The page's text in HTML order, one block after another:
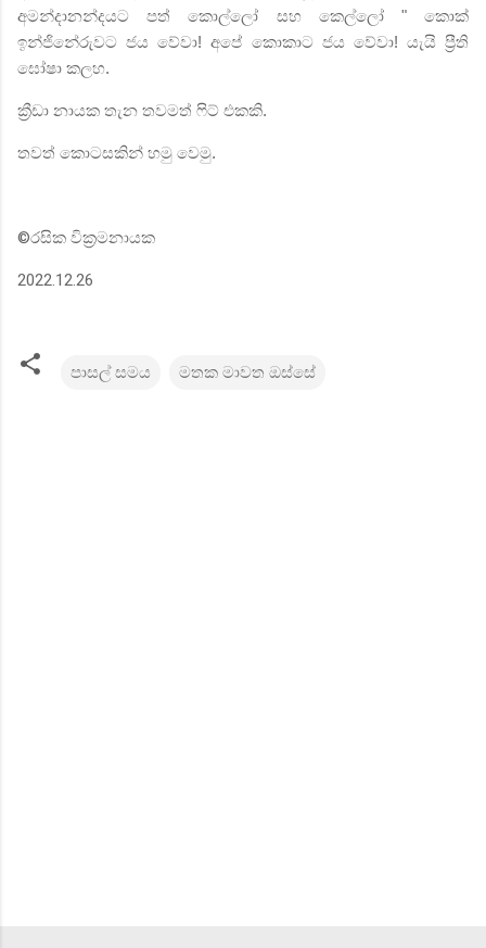
අමන්දානන්දයට පත් කොල්ලෝ සහ කෙල්ලෝ " කොක්
ඉන්ජිනේරුවට ජය වේවා! අපේ කොකාට ජය වේවා! යැයි ප්‍රීති
ඝෝෂා කලහ.
ක්‍රීඩා නායක තැන තවමත් ෆිට් එකකි.
තවත් කොටසකින් හමු වෙමු.
©රසික වික්‍රමනායක
2022.12.26
පාසල් සමය මතක මාවත ඔස්සේ